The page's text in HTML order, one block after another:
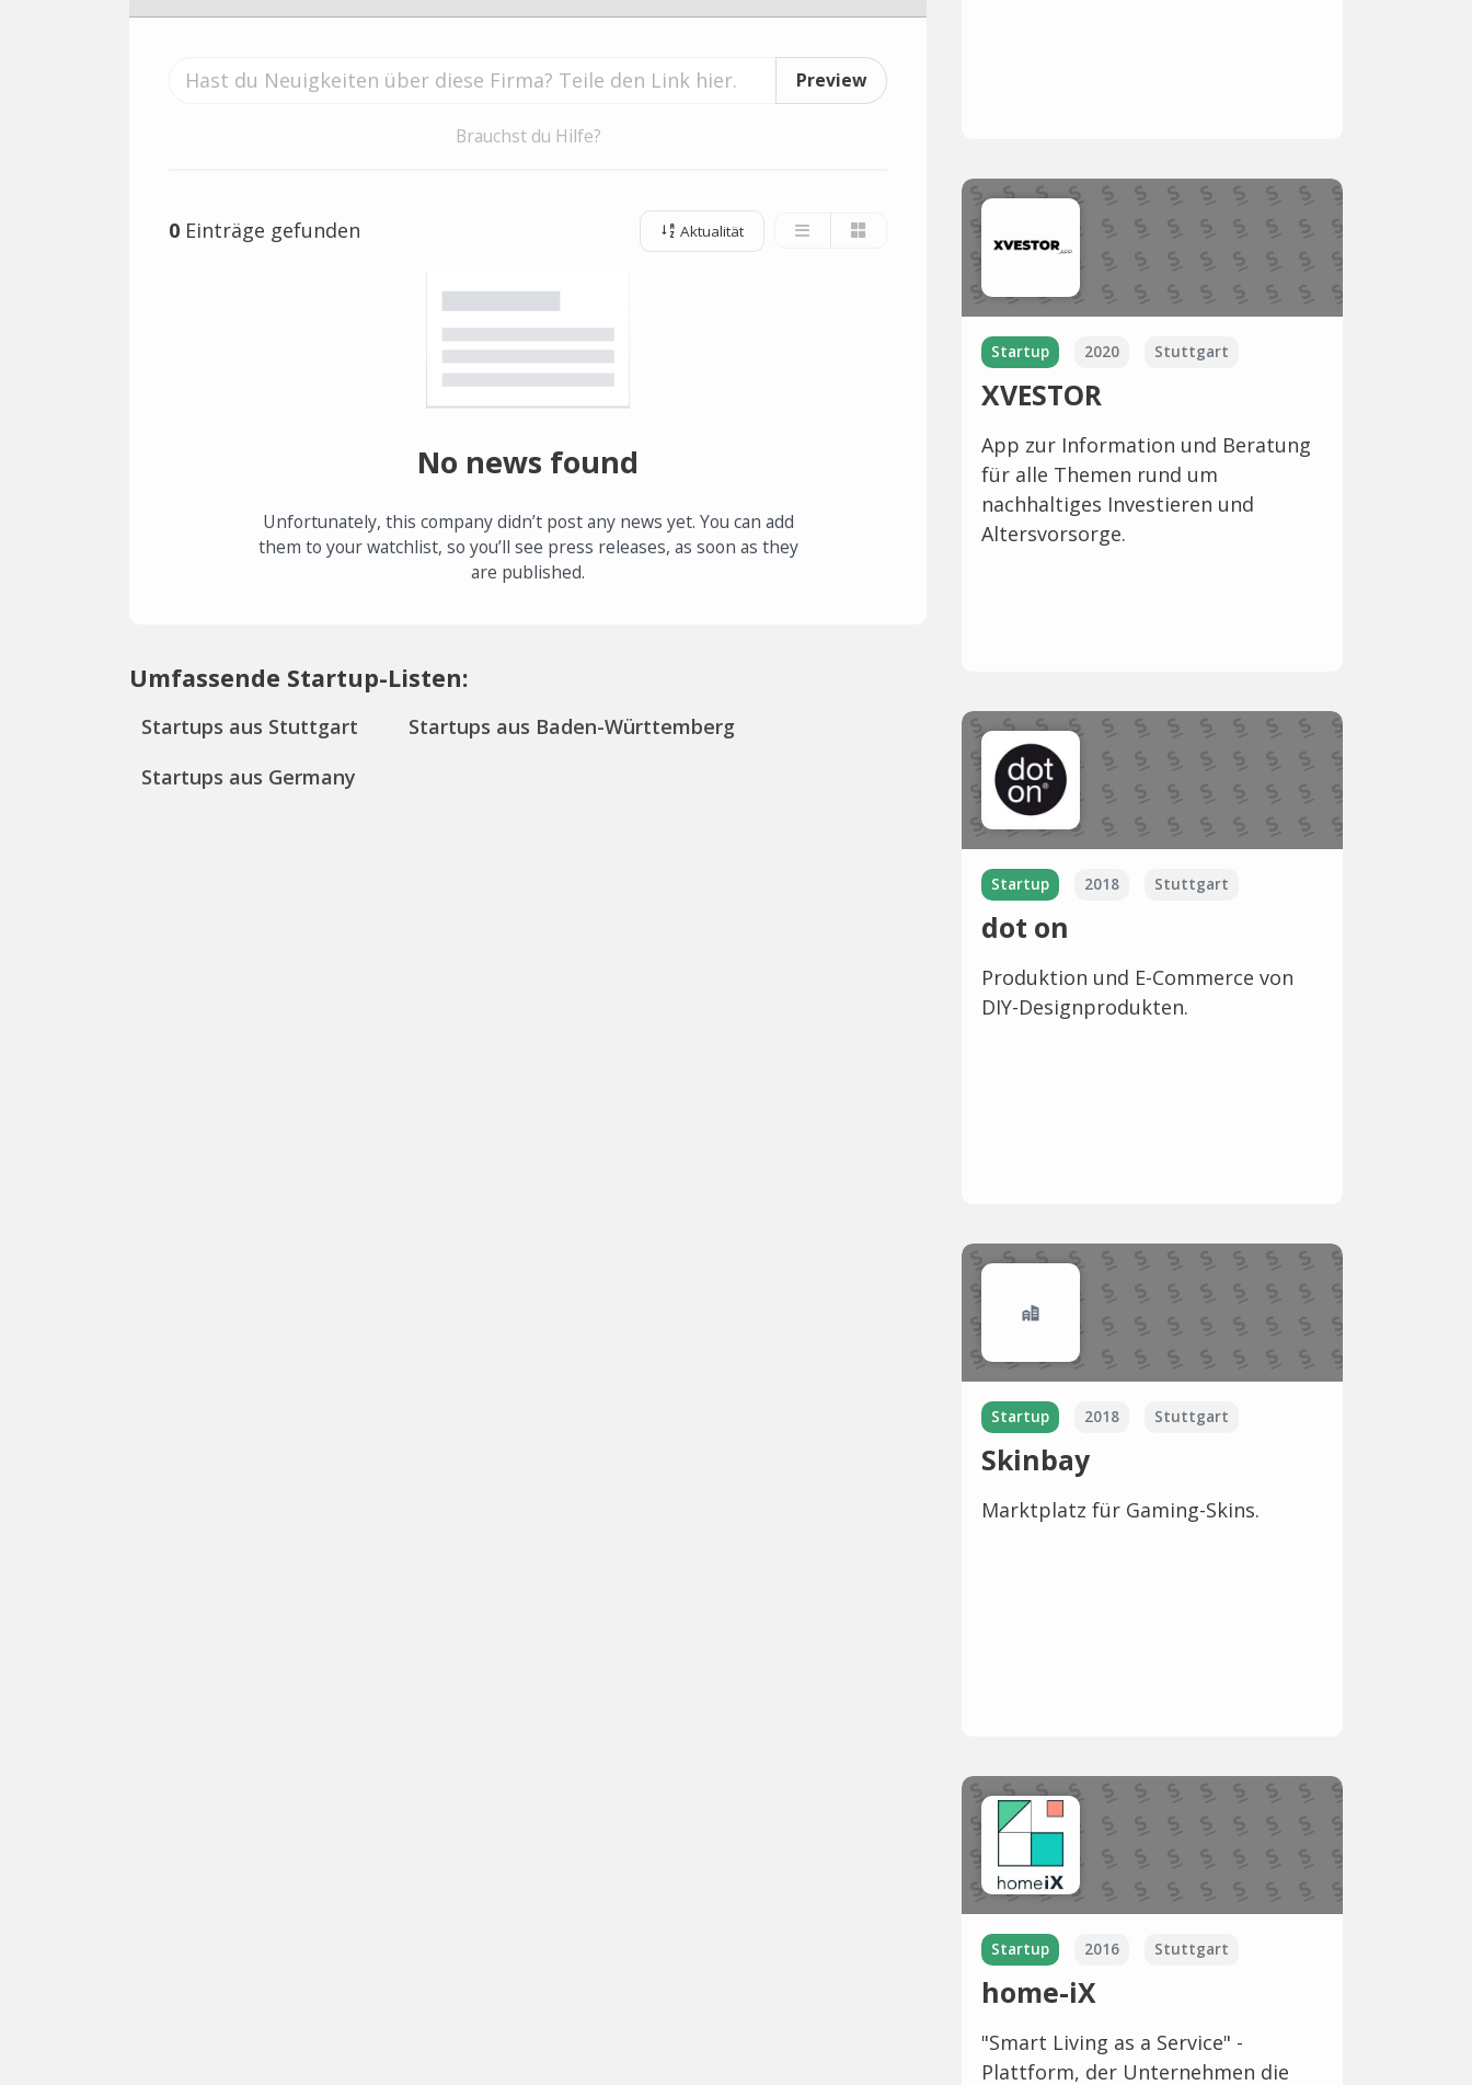
Preview
Brauchst du Hilfe?
0 Einträge gefunden Aktualität
No news found
Unfortunately, this company didn’t post any news yet. You can add
them to your watchlist, so you’ll see press releases, as soon as they
are published.
Umfassende Startup-Listen:
Startups aus Stuttgart
Startups aus Baden-Württemberg
Startups aus Germany
Startup 2020 Stuttgart
XVESTOR
App zur Information und Beratung
für alle Themen rund um
nachhaltiges Investieren und
Altersvorsorge.
Startup 2018 Stuttgart
dot on
Produktion und E-Commerce von
DIY-Designprodukten.
Startup 2018 Stuttgart
Skinbay
Marktplatz für Gaming-Skins.
Startup 2016 Stuttgart
home-iX
"Smart Living as a Service" -
Plattform, der Unternehmen die